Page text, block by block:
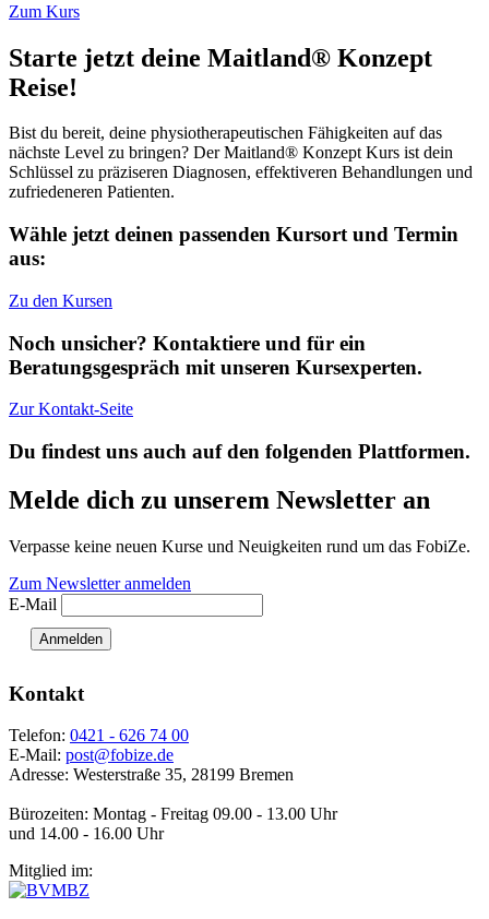
Zum Kurs
Starte jetzt deine Maitland® Konzept
Reise!
Bist du bereit, deine physiotherapeutischen Fähigkeiten auf das
nächste Level zu bringen? Der Maitland® Konzept Kurs ist dein
Schlüssel zu präziseren Diagnosen, effektiveren Behandlungen und
zufriedeneren Patienten.
Wähle jetzt deinen passenden Kursort und Termin
aus:
Zu den Kursen
Noch unsicher? Kontaktiere und für ein
Beratungsgespräch mit unseren Kursexperten.
Zur Kontakt-Seite
Du findest uns auch auf den folgenden Plattformen.
Melde dich zu unserem Newsletter an
Verpasse keine neuen Kurse und Neuigkeiten rund um das FobiZe.
Zum Newsletter anmelden
E-Mail
Anmelden
Kontakt
Telefon: 0421 - 626 74 00
E-Mail: post@fobize.de
Adresse: Westerstraße 35, 28199 Bremen
Bürozeiten: Montag - Freitag 09.00 - 13.00 Uhr
und 14.00 - 16.00 Uhr
Mitglied im: